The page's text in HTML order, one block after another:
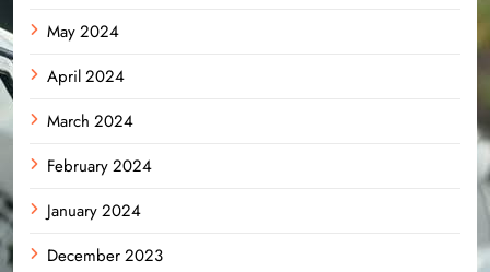
May 2024
April 2024
March 2024
February 2024
January 2024
December 2023